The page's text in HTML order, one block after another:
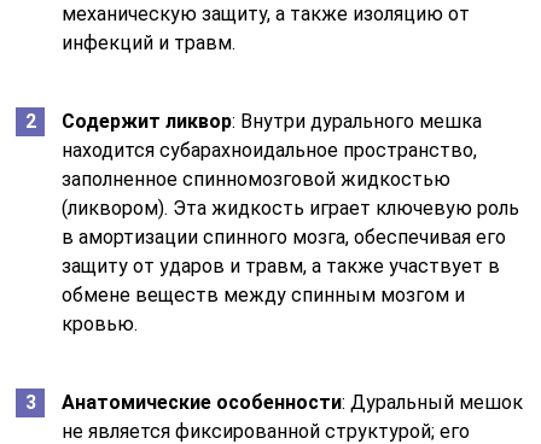
механическую защиту, а также изоляцию от
инфекций и травм.
Содержит ликвор: Внутри дурального мешка
находится субарахноидальное пространство,
заполненное спинномозговой жидкостью
(ликвором). Эта жидкость играет ключевую роль
в амортизации спинного мозга, обеспечивая его
защиту от ударов и травм, а также участвует в
обмене веществ между спинным мозгом и
кровью.
Анатомические особенности: Дуральный мешок
не является фиксированной структурой; его